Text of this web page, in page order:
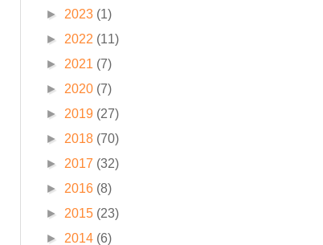
► 2023 (1)
► 2022 (11)
► 2021 (7)
► 2020 (7)
► 2019 (27)
► 2018 (70)
► 2017 (32)
► 2016 (8)
► 2015 (23)
► 2014 (6)